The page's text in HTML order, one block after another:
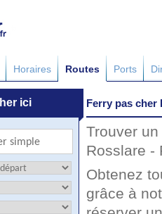
Horaires Routes Ports
Ferry pas cher
Trouver
Rosslare -
Obtenez
grâce à